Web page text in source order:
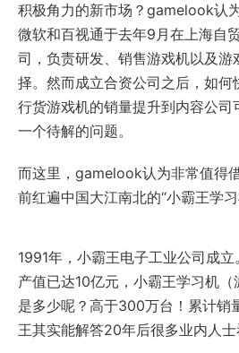
积极角力的新市场？gamelook认
微软和百视通于去年9月在上海自
司，负责研发、销售游戏机以及游
择。然而成立合资公司之后，如何
行货游戏机的销量提升到内容公司
一个待解的问题。
而这里，gamelook认为非常值得
前红遍中国大江南北的“小霸王学习
1991年，小霸王电子工业公司成
产值已达10亿元，小霸王学习机
是多少呢？高于300万台！累计销
王其实能解答20年后很多业内人士